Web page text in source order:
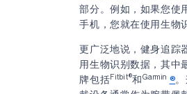
智能家居和楼
可穿戴设备
游戏
部分。例如，如果您使
手机，您就在使用生物
更广泛地说，健身追踪
用生物识别数据，其中
牌包括Fitbit®和Garmin ®